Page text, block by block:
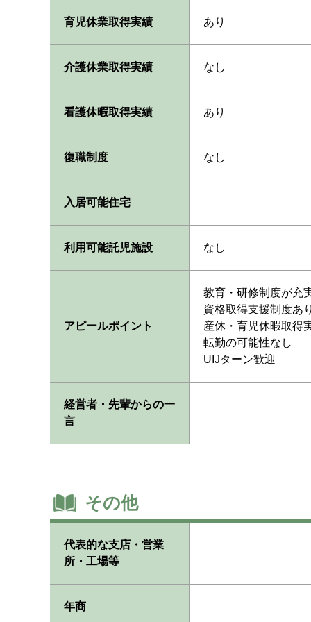
育児休業取得実績 あり
介護休業取得実績 なし
看護休暇取得実績 あり
復職制度 なし
入居可能住宅
利用可能託児施設 なし
アピールポイント
教育・研修制度が充
資格取得支援制度あ
産休・育児休暇取得
転勤の可能性なし
UIJターン歓迎
経営者・先輩からの一
言
その他
代表的な支店・営業
所・工場等
年商